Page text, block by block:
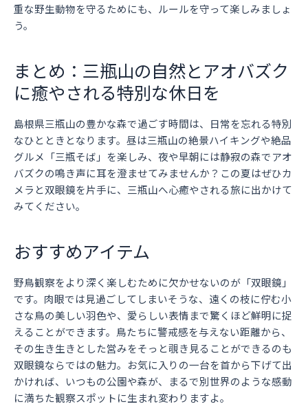
重な野生動物を守るためにも、ルールを守って楽しみましょ
う。
まとめ：三瓶山の自然とアオバズク
に癒やされる特別な休日を
島根県三瓶山の豊かな森で過ごす時間は、日常を忘れる特別
なひとときとなります。昼は三瓶山の絶景ハイキングや絶品
グルメ「三瓶そば」を楽しみ、夜や早朝には静寂の森でアオ
バズクの鳴き声に耳を澄ませてみませんか？この夏はぜひカ
メラと双眼鏡を片手に、三瓶山へ心癒やされる旅に出かけて
みてください。
おすすめアイテム
野鳥観察をより深く楽しむために欠かせないのが「双眼鏡」
です。肉眼では見過ごしてしまいそうな、遠くの枝に佇む小
さな鳥の美しい羽色や、愛らしい表情まで驚くほど鮮明に捉
えることができます。鳥たちに警戒感を与えない距離から、
その生き生きとした営みをそっと覗き見ることができるのも
双眼鏡ならではの魅力。お気に入りの一台を首から下げて出
かければ、いつもの公園や森が、まるで別世界のような感動
に満ちた観察スポットに生まれ変わりますよ。